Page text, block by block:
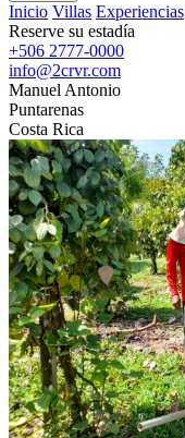
Inicio Villas Experiencias
Reserve su estadía
+506 2777-0000
info@2crvr.com
Manuel Antonio
Puntarenas
Costa Rica